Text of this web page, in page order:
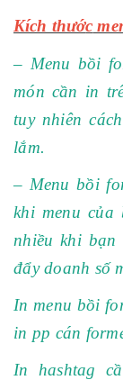
Kích thước
– Menu bồi
món cần in
tuy nhiên
lắm.
– Menu bồi
khi menu của
nhiều khi
đẩy doanh số
In menu bồi
in pp cán
In hashtag